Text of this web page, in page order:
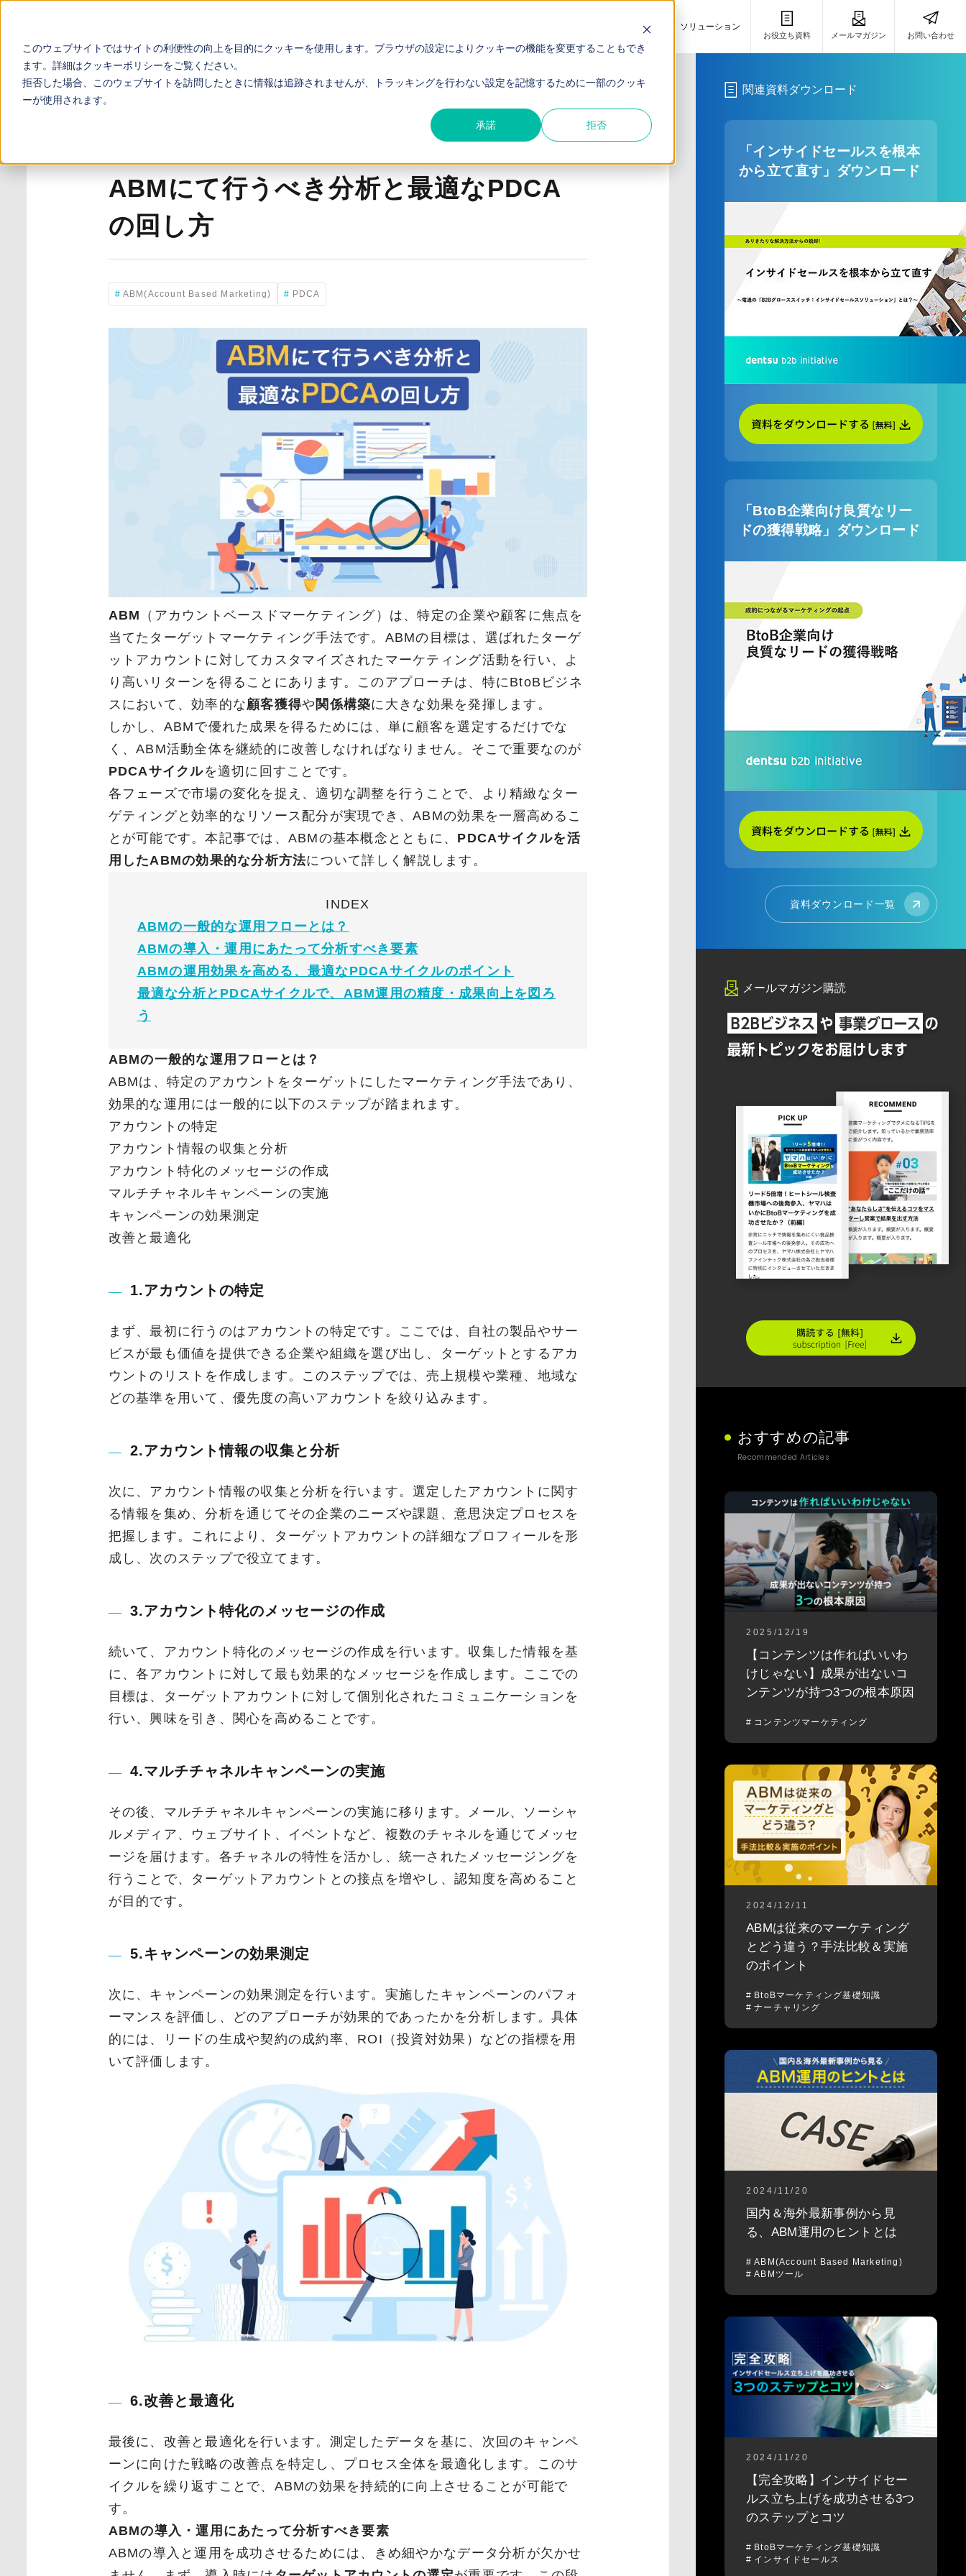
このウェブサイトではサイトの利便性の向上を目的にクッキーを使用します。ブラウザの設定によりクッキーの機能を変更することもでき
ます。詳細はクッキーポリシーをご覧ください。
拒否した場合、このウェブサイトを訪問したときに情報は追跡されませんが、トラッキングを行わない設定を記憶するために一部のクッキ
ーが使用されます。
承諾 拒否
事例 ソリューション
お役立ち資料 メールマガジン お問い合わせ
TOP お役立ち記事 ABMにて行うべき分析と最適なPDCAの回し方
ABMにて行うべき分析と最適なPDCA
の回し方
ABM(Account Based Marketing) PDCA
ABM
（アカウントベースドマーケティング）は、特定の企業や顧客に焦点を
当てたターゲットマーケティング手法です。ABMの目標は、選ばれたターゲ
ットアカウントに対してカスタマイズされたマーケティング活動を行い、よ
り高いリターンを得ることにあります。このアプローチは、特にBtoBビジネ
スにおいて、効率的な顧客獲得や 関係構築に大きな効果を発揮します。
しかし、ABMで優れた成果を得るためには、単に顧客を選定するだけでな
く、ABM活動全体を継続的に改善しなければなりません。そこで重要なのが
PDCAサイクルを適切に回すことです。
各フェーズで市場の変化を捉え、適切な調整を行うことで、より精緻なター
ゲティングと効率的なリソース配分が実現でき、ABMの効果を一層高めるこ
とが可能です。本記事では、ABMの基本概念とともに、 PDCAサイクルを活
用したABMの効果的な分析方法について詳しく解説します。
INDEX
ABMの一般的な運用フローとは？
ABMの導入・運用にあたって分析すべき要素
ABMの運用効果を高める、最適なPDCAサイクルのポイント
最適な分析とPDCAサイクルで、ABM運用の精度・成果向上を図ろ
う
ABMの一般的な運用フローとは？
ABMは、特定のアカウントをターゲットにしたマーケティング手法であり、
効果的な運用には一般的に以下のステップが踏まれます。
アカウントの特定
アカウント情報の収集と分析
アカウント特化のメッセージの作成
マルチチャネルキャンペーンの実施
キャンペーンの効果測定
改善と最適化
1.アカウントの特定
まず、最初に行うのはアカウントの特定です。ここでは、自社の製品やサー
ビスが最も価値を提供できる企業や組織を選び出し、ターゲットとするアカ
ウントのリストを作成します。このステップでは、売上規模や業種、地域な
どの基準を用いて、優先度の高いアカウントを絞り込みます。
2.アカウント情報の収集と分析
次に、アカウント情報の収集と分析を行います。選定したアカウントに関す
る情報を集め、分析を通じてその企業のニーズや課題、意思決定プロセスを
把握します。これにより、ターゲットアカウントの詳細なプロフィールを形
成し、次のステップで役立てます。
3.アカウント特化のメッセージの作成
続いて、アカウント特化のメッセージの作成を行います。収集した情報を基
に、各アカウントに対して最も効果的なメッセージを作成します。ここでの
目標は、ターゲットアカウントに対して個別化されたコミュニケーションを
行い、興味を引き、関心を高めることです。
4.マルチチャネルキャンペーンの実施
その後、マルチチャネルキャンペーンの実施に移ります。メール、ソーシャ
ルメディア、ウェブサイト、イベントなど、複数のチャネルを通じてメッセ
ージを届けます。各チャネルの特性を活かし、統一されたメッセージングを
行うことで、ターゲットアカウントとの接点を増やし、認知度を高めること
が目的です。
5.キャンペーンの効果測定
次に、キャンペーンの効果測定を行います。実施したキャンペーンのパフォ
ーマンスを評価し、どのアプローチが効果的であったかを分析します。具体
的には、リードの生成や契約の成約率、ROI（投資対効果）などの指標を用
いて評価します。
6.改善と最適化
最後に、改善と最適化を行います。測定したデータを基に、次回のキャンペ
ーンに向けた戦略の改善点を特定し、プロセス全体を最適化します。このサ
イクルを繰り返すことで、ABMの効果を持続的に向上させることが可能で
す。
ABMの導入・運用にあたって分析すべき要素
ABMの導入と運用を成功させるためには、きめ細やかなデータ分析が欠かせ
関連資料ダウンロード
「インサイドセールスを根本
から立て直す」ダウンロード
「BtoB企業向け良質なリー
ドの獲得戦略」ダウンロード
資料ダウンロード一覧
メールマガジン購読
おすすめの記事
Recommended Articles
2025/12/19
【コンテンツは作ればいいわ
けじゃない】成果が出ないコ
ンテンツが持つ3つの根本原因
コンテンツマーケティング
2024/12/11
ABMは従来のマーケティング
とどう違う？手法比較＆実施
のポイント
BtoBマーケティング基礎知識
ナーチャリング
2024/11/20
国内＆海外最新事例から見
る、ABM運用のヒントとは
ABM(Account Based Marketing)
ABMツール
2024/11/20
【完全攻略】インサイドセー
ルス立ち上げを成功させる3つ
のステップとコツ
BtoBマーケティング基礎知識
インサイドセールス